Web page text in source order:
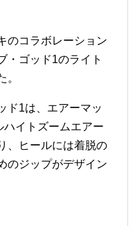
のコラボレーション
・ゴッド1のライト
。
ド1は、エアーマッ
ハイトズームエアー
、ヒールには着脱の
のジップがデザイン